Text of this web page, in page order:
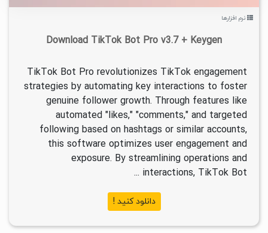
نرم افزارها
Download TikTok Bot Pro v3.7 + Keygen
TikTok Bot Pro revolutionizes TikTok engagement
strategies by automating key interactions to foster
genuine follower growth. Through features like
automated "likes," "comments," and targeted
following based on hashtags or similar accounts,
this software optimizes user engagement and
exposure. By streamlining operations and
interactions, TikTok Bot ...
دانلود کنید !